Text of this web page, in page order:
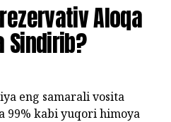
Aloqa
Sindirib?
eng samarali vosita
99% kabi yuqori himoya